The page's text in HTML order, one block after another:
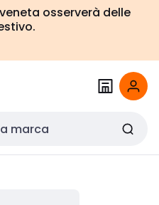
osserverà delle